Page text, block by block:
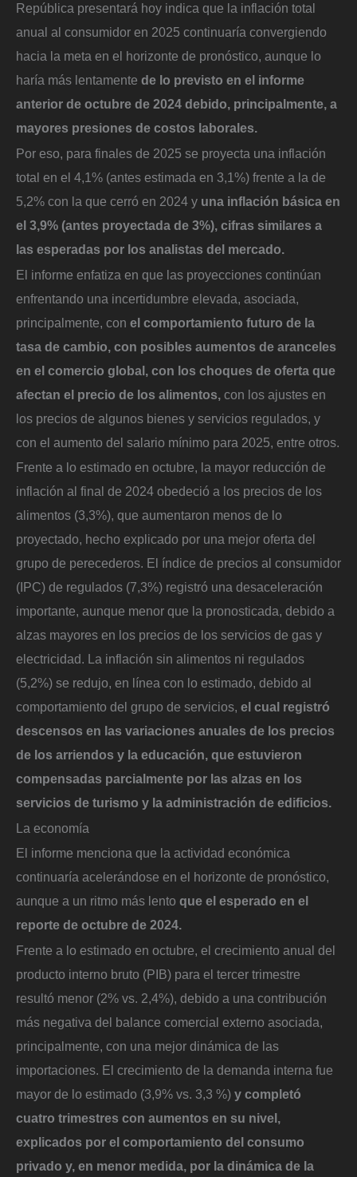
República presentará hoy indica que la inflación total
anual al consumidor en 2025 continuaría convergiendo
hacia la meta en el horizonte de pronóstico, aunque lo
haría más lentamente de lo previsto en el informe
anterior de octubre de 2024 debido, principalmente, a
mayores presiones de costos laborales.
Por eso, para finales de 2025 se proyecta una inflación
total en el 4,1% (antes estimada en 3,1%) frente a la de
5,2% con la que cerró en 2024 y una inflación básica en
el 3,9% (antes proyectada de 3%), cifras similares a
las esperadas por los analistas del mercado.
El informe enfatiza en que las proyecciones continúan
enfrentando una incertidumbre elevada, asociada,
principalmente, con el comportamiento futuro de la
tasa de cambio, con posibles aumentos de aranceles
en el comercio global, con los choques de oferta que
afectan el precio de los alimentos, con los ajustes en
los precios de algunos bienes y servicios regulados, y
con el aumento del salario mínimo para 2025, entre otros.
Frente a lo estimado en octubre, la mayor reducción de
inflación al final de 2024 obedeció a los precios de los
alimentos (3,3%), que aumentaron menos de lo
proyectado, hecho explicado por una mejor oferta del
grupo de perecederos. El índice de precios al consumidor
(IPC) de regulados (7,3%) registró una desaceleración
importante, aunque menor que la pronosticada, debido a
alzas mayores en los precios de los servicios de gas y
electricidad. La inflación sin alimentos ni regulados
(5,2%) se redujo, en línea con lo estimado, debido al
comportamiento del grupo de servicios, el cual registró
descensos en las variaciones anuales de los precios
de los arriendos y la educación, que estuvieron
compensadas parcialmente por las alzas en los
servicios de turismo y la administración de edificios.
La economía
El informe menciona que la actividad económica
continuaría acelerándose en el horizonte de pronóstico,
aunque a un ritmo más lento que el esperado en el
reporte de octubre de 2024.
Frente a lo estimado en octubre, el crecimiento anual del
producto interno bruto (PIB) para el tercer trimestre
resultó menor (2% vs. 2,4%), debido a una contribución
más negativa del balance comercial externo asociada,
principalmente, con una mejor dinámica de las
importaciones. El crecimiento de la demanda interna fue
mayor de lo estimado (3,9% vs. 3,3 %) y completó
cuatro trimestres con aumentos en su nivel,
explicados por el comportamiento del consumo
privado y, en menor medida, por la dinámica de la